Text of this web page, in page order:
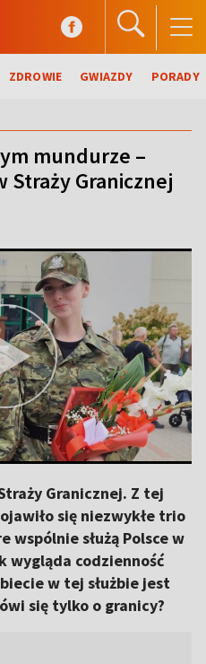
ZDROWIE GWIAZDY PORADY
mundurze –
Straży Granicznej
Granicznej. Z tej
się niezwykłe trio
wspólnie służą Polsce w
wygląda codzienność
w tej służbie jest
się tylko o granicy?